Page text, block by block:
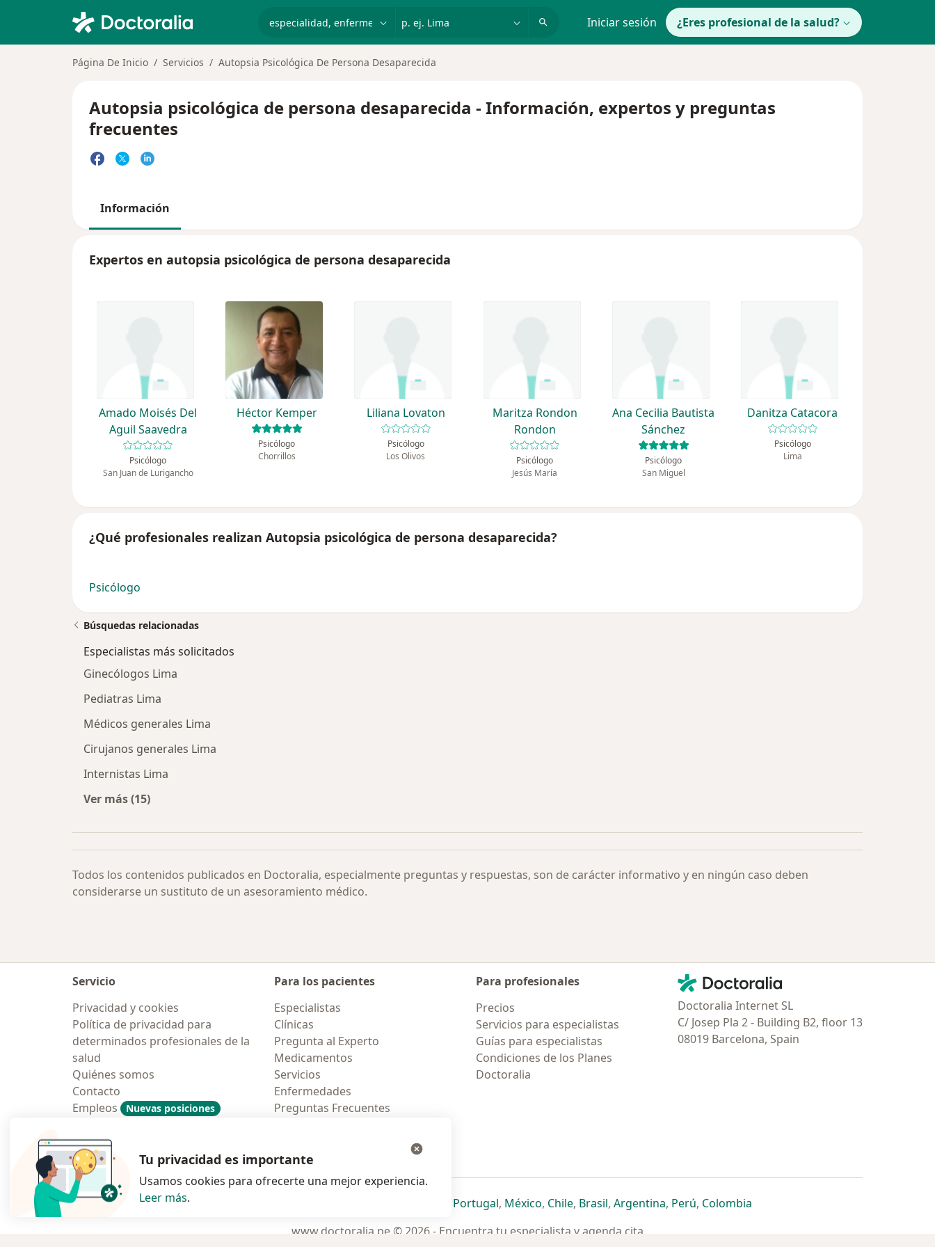
Iniciar sesión ¿Eres profesional de la salud?
Página De Inicio Servicios Autopsia Psicológica De Persona Desaparecida
Autopsia psicológica de persona desaparecida - Información, expertos y preguntas
frecuentes
Información
Expertos en autopsia psicológica de persona desaparecida
Amado Moisés Del
Aguil Saavedra
Psicólogo
San Juan de Lurigancho
Héctor Kemper
Psicólogo
Chorrillos
Liliana Lovaton
Psicólogo
Los Olivos
Maritza Rondon
Rondon
Psicólogo
Jesús María
Ana Cecilia Bautista
Sánchez
Psicólogo
San Miguel
Danitza Catacora
Psicólogo
Lima
¿Qué profesionales realizan Autopsia psicológica de persona desaparecida?
Psicólogo
Búsquedas relacionadas
Especialistas más solicitados
Ginecólogos Lima
Pediatras Lima
Médicos generales Lima
Cirujanos generales Lima
Internistas Lima
Ver más (15)
Todos los contenidos publicados en Doctoralia, especialmente preguntas y respuestas, son de carácter informativo y en ningún caso deben
considerarse un sustituto de un asesoramiento médico.
Servicio
Privacidad y cookies
Política de privacidad para
determinados profesionales de la
salud
Quiénes somos
Contacto
Empleos
Nuevas posiciones
Contratación
Para los pacientes
Especialistas
Clínicas
Pregunta al Experto
Medicamentos
Servicios
Enfermedades
Preguntas Frecuentes
Para profesionales
Precios
Servicios para especialistas
Guías para especialistas
Condiciones de los Planes
Doctoralia
Contacto
Doctoralia - Página de inicio
Doctoralia Internet SL
C/ Josep Pla 2 - Building B2, floor 13
08019 Barcelona, Spain
Polska se abre en una nueva pestaña
se abre en una nueva pestaña
se abre en una nueva pestaña
se abre en una nueva pestaña
Portugalse abre en una nueva pestaña
, Méxicose abre en una nueva pestaña
, Chilese abre en una nueva pestaña
, Brasilse abre en una nueva pestaña
, Argentinase abre en una nueva pestaña
, Perúse abre en una nueva pestaña
, Colombiase abre en una nueva pestaña
www.doctoralia.pe © 2026 - Encuentra tu especialista y agenda cita
Tu privacidad es importante
Usamos cookies para ofrecerte una mejor experiencia.
Leer más.